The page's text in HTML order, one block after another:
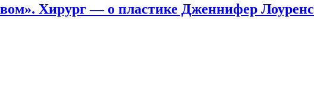
Хирург — о пластике Дженнифер Лоуренс